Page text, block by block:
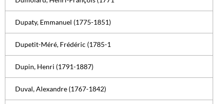
Dupaty, Emmanuel (1775-1851)
Dupetit-Méré, Frédéric (1785-1
Dupin, Henri (1791-1887)
Duval, Alexandre (1767-1842)